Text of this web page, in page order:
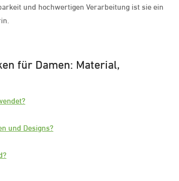
und hochwertigen Verarbeitung ist sie ein
für Damen: Material,
und Designs?